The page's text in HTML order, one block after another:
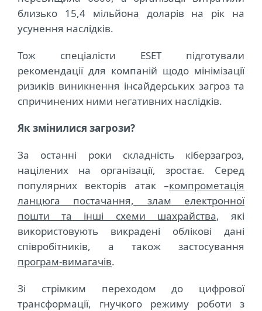
близько 15,4 мільйона доларів на рік на
усунення наслідків.
Тож спеціалісти ESET підготували
рекомендації для компаній щодо мінімізації
ризиків виникнення інсайдерських загроз та
спричинених ними негативних наслідків.
Як змінилися загрози?
За останні роки складність кіберзагроз,
націлених на організації, зростає. Серед
популярних векторів атак –компрометація
ланцюга постачання, злам електронної
пошти та інші схеми шахрайства, які
використовують викрадені облікові дані
співробітників, а також застосування
програм-вимагачів.
Зі стрімким переходом до цифрової
трансформації, гнучкого режиму роботи з